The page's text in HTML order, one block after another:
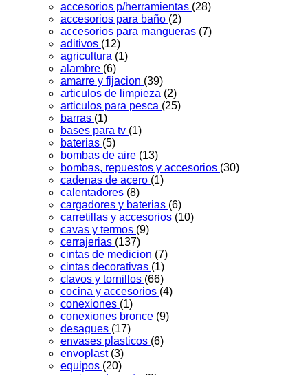
accesorios p/herramientas (28)
accesorios para baño (2)
accesorios para mangueras (7)
aditivos (12)
agricultura (1)
alambre (6)
amarre y fijacion (39)
articulos de limpieza (2)
articulos para pesca (25)
barras (1)
bases para tv (1)
baterias (5)
bombas de aire (13)
bombas, repuestos y accesorios (30)
cadenas de acero (1)
calentadores (8)
cargadores y baterias (6)
carretillas y accesorios (10)
cavas y termos (9)
cerrajerias (137)
cintas de medicion (7)
cintas decorativas (1)
clavos y tornillos (66)
cocina y accesorios (4)
conexiones (1)
conexiones bronce (9)
desagues (17)
envases plasticos (6)
envoplast (3)
equipos (20)